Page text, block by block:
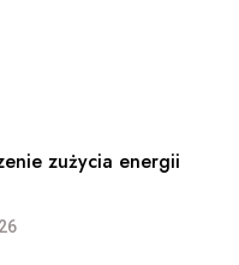
zużycia energii